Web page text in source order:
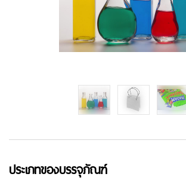
ประเภทของบรรจุภัณฑ์